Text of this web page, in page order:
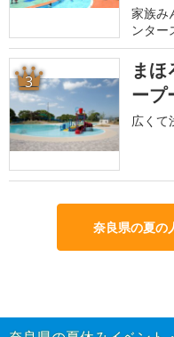
家族み
ンター
3
まほ
ープ
広くて
奈良県の夏の